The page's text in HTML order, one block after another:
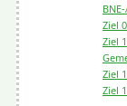
Ziel
Ziel
Ziel
Ziel